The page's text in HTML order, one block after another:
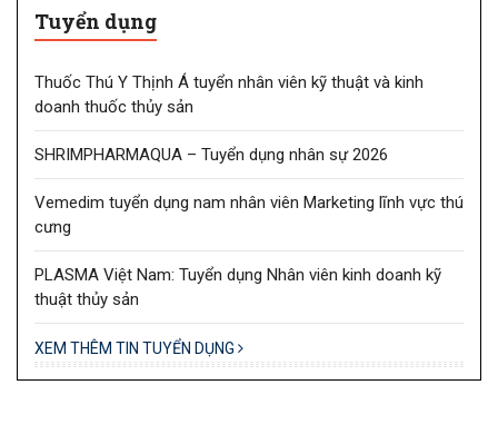
Tuyển dụng
Thuốc Thú Y Thịnh Á tuyển nhân viên kỹ thuật và kinh
doanh thuốc thủy sản
SHRIMPHARMAQUA – Tuyển dụng nhân sự 2026
Vemedim tuyển dụng nam nhân viên Marketing lĩnh vực thú
cưng
PLASMA Việt Nam: Tuyển dụng Nhân viên kinh doanh kỹ
thuật thủy sản
XEM THÊM TIN TUYỂN DỤNG